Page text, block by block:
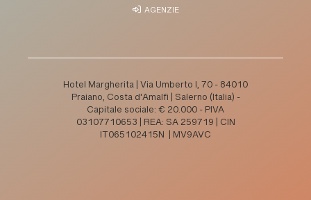
AGENZIE
Hotel Margherita | Via Umberto I, 70 - 84010
Praiano, Costa d'Amalfi | Salerno (Italia) -
Capitale sociale: € 20.000 - PIVA
03107710653 | REA: SA 259719 | CIN
IT065102415N | MV9AVC